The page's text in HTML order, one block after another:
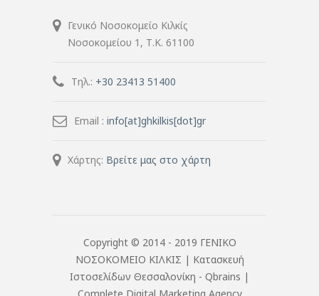
Γενικό Νοσοκομείο Κιλκίς
Νοσοκομείου 1, Τ.Κ. 61100
Τηλ.: +30 23413 51400
Email : info[at]ghkilkis[dot]gr
Χάρτης: Βρείτε μας στο χάρτη
Copyright © 2014 - 2019 ΓΕΝΙΚΟ
ΝΟΣΟΚΟΜΕΙΟ ΚΙΛΚΙΣ | Κατασκευή
Ιστοσελίδων Θεσσαλονίκη - Qbrains |